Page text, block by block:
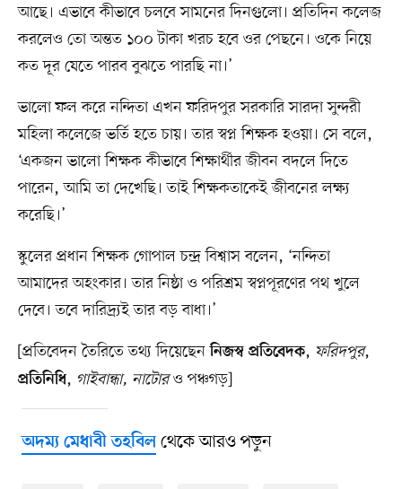
আছে। এভাবে কীভাবে চলবে সামনের দিনগুলো। প্রতিদিন কলেজ
করলেও তো অন্তত ১০০ টাকা খরচ হবে ওর পেছনে। ওকে নিয়ে
কত দূর যেতে পারব বুঝতে পারছি না।’
ভালো ফল করে নন্দিতা এখন ফরিদপুর সরকারি সারদা সুন্দরী
মহিলা কলেজে ভর্তি হতে চায়। তার স্বপ্ন শিক্ষক হওয়া। সে বলে,
‘একজন ভালো শিক্ষক কীভাবে শিক্ষার্থীর জীবন বদলে দিতে
পারেন, আমি তা দেখেছি। তাই শিক্ষকতাকেই জীবনের লক্ষ্য
করেছি।’
স্কুলের প্রধান শিক্ষক গোপাল চন্দ্র বিশ্বাস বলেন, ‘নন্দিতা
আমাদের অহংকার। তার নিষ্ঠা ও পরিশ্রম স্বপ্নপূরণের পথ খুলে
দেবে। তবে দারিদ্র্যই তার বড় বাধা।’
[প্রতিবেদন তৈরিতে তথ্য দিয়েছেননিজস্ব প্রতিবেদক, ফরিদপুর,
প্রতিনিধি, গাইবান্ধা, নাটোরও পঞ্চগড়]
অদম্য মেধাবী তহবিলথেকে আরও পড়ুন